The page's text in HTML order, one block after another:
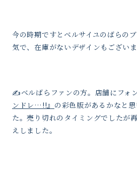
今の時期ですとベルサイユのばらの
気で、在庫がないデザインもございま
✍️ベルばらファンの方。店舗にフォ
ンドレ…!!』 の彩色版があるかなと
た。売り切れのタイミングでしたが
えしました。